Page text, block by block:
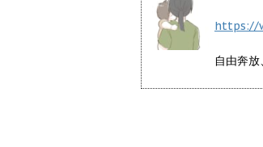
https://
自由奔